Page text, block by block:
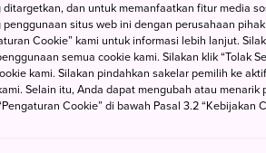
dan untuk memanfaatkan fitur media
situs web ini dengan perusahaan
Cookie” kami untuk informasi lebih lanjut.
semua cookie kami. Silakan klik “Tolak
kami. Silakan pindahkan sakelar pemilih ke
Selain itu, Anda dapat mengubah atau menarik
Cookie” di bawah Pasal 3.2 “Kebijakan